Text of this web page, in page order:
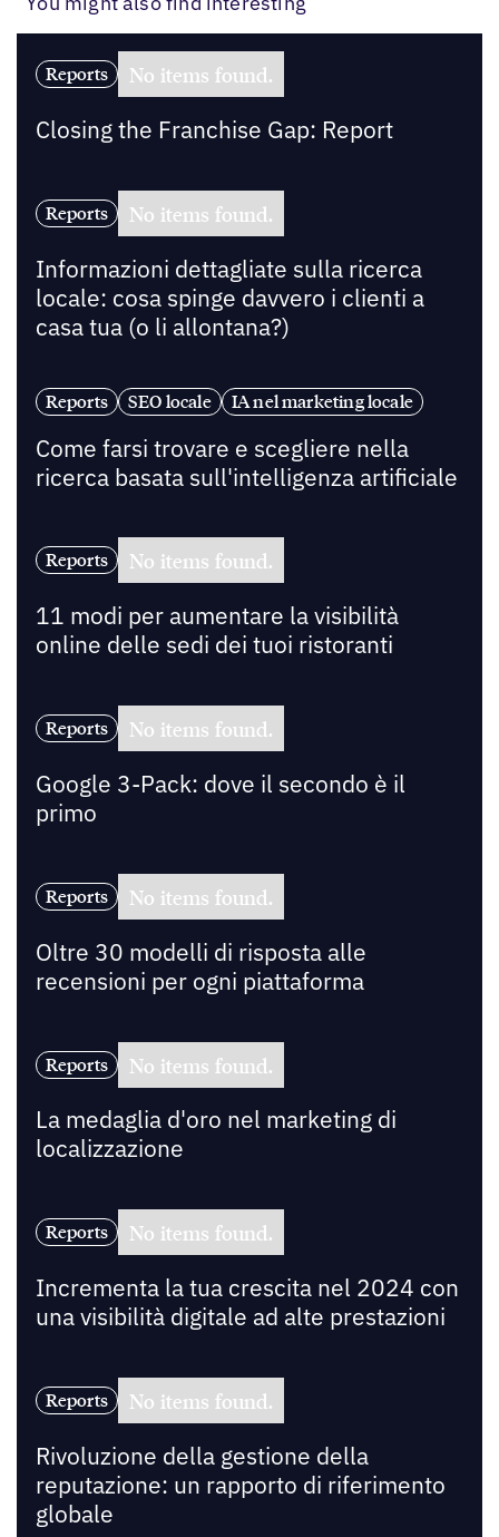
Reports No items found.
Closing the Franchise Gap: Report
Reports No items found.
Informazioni dettagliate sulla ricerca
locale: cosa spinge davvero i clienti a
casa tua (o li allontana?)
Reports SEO locale IA nel marketing locale
Come farsi trovare e scegliere nella
ricerca basata sull'intelligenza artificiale
Reports No items found.
11 modi per aumentare la visibilità
online delle sedi dei tuoi ristoranti
Reports No items found.
Google 3-Pack: dove il secondo è il
primo
Reports No items found.
Oltre 30 modelli di risposta alle
recensioni per ogni piattaforma
Reports No items found.
La medaglia d'oro nel marketing di
localizzazione
Reports No items found.
Incrementa la tua crescita nel 2024 con
una visibilità digitale ad alte prestazioni
Reports No items found.
Rivoluzione della gestione della
reputazione: un rapporto di riferimento
globale